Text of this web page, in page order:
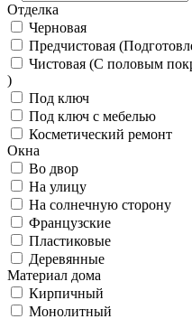
Отделка
Черновая
Предчистовая
Чистовая (С половым
)
Под ключ
Под ключ с мебелью
Косметический ремонт
Окна
Во двор
На улицу
На солнечную сторону
Французские
Пластиковые
Деревянные
Материал дома
Кирпичный
Монолитный